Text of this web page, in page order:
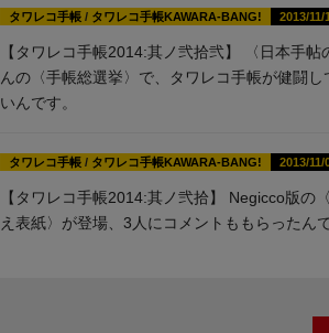
タワレコ手帳 / タワレコ手帳KAWARA-BANG! 2013/11/
【タワレコ手帳2014:其ノ弐拾弐】 〈日本手帖
んの〈手帳総選挙〉で、タワレコ手帳が健闘し
いんです。
タワレコ手帳 / タワレコ手帳KAWARA-BANG! 2013/11/
【タワレコ手帳2014:其ノ弐拾】 Negicco版の
え表紙〉が登場、3人にコメントももらったん